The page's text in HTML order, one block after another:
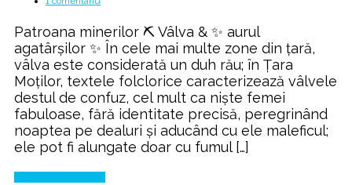
Varvara
✨
Vâlva
minelor
Patroana minerilor ⛏️ Vâlva & ✨ aurul
agatârșilor ✨ În cele mai multe zone din ţară,
vâlva este considerată un duh rău; în Ţara
Moţilor, textele folclorice caracterizează vâlvele
destul de confuz, cel mult ca nişte femei
fabuloase, fără identitate precisă, peregrinând
noaptea pe dealuri şi aducând cu ele maleficul;
ele pot fi alungate doar cu fumul […]